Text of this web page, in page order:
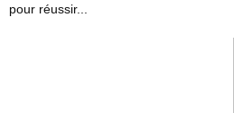
pour réussir...